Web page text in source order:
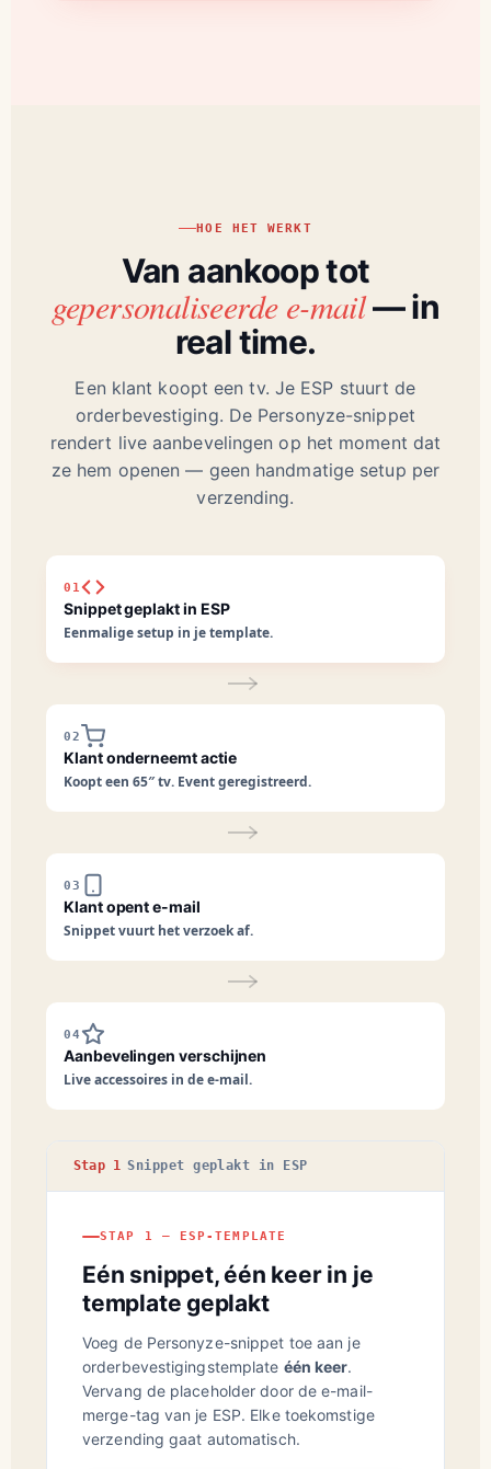
HOE HET WERKT
Van aankoop tot
gepersonaliseerde e-mail— in
real time.
Een klant koopt een tv. Je ESP stuurt de
orderbevestiging. De Personyze-snippet
rendert live aanbevelingen op het moment dat
ze hem openen — geen handmatige setup per
verzending.
01
Snippet geplakt in ESP
Eenmalige setup in je template.
02
Klant onderneemt actie
Koopt een 65″ tv. Event geregistreerd.
03
Klant opent e-mail
Snippet vuurt het verzoek af.
04
Aanbevelingen verschijnen
Live accessoires in de e-mail.
Stap 1 Snippet geplakt in ESP
STAP 1 — ESP-TEMPLATE
Eén snippet, één keer in je
template geplakt
Voeg de Personyze-snippet toe aan je
orderbevestigingstemplate één keer.
Vervang de placeholder door de e-mail-
merge-tag van je ESP. Elke toekomstige
verzending gaat automatisch.